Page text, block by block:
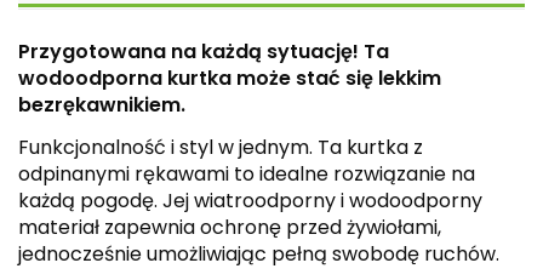
Przygotowana na każdą sytuację! Ta
wodoodporna kurtka może stać się lekkim
bezrękawnikiem.
Funkcjonalność i styl w jednym. Ta kurtka z
odpinanymi rękawami to idealne rozwiązanie na
każdą pogodę. Jej wiatroodporny i wodoodporny
materiał zapewnia ochronę przed żywiołami,
jednocześnie umożliwiając pełną swobodę ruchów.